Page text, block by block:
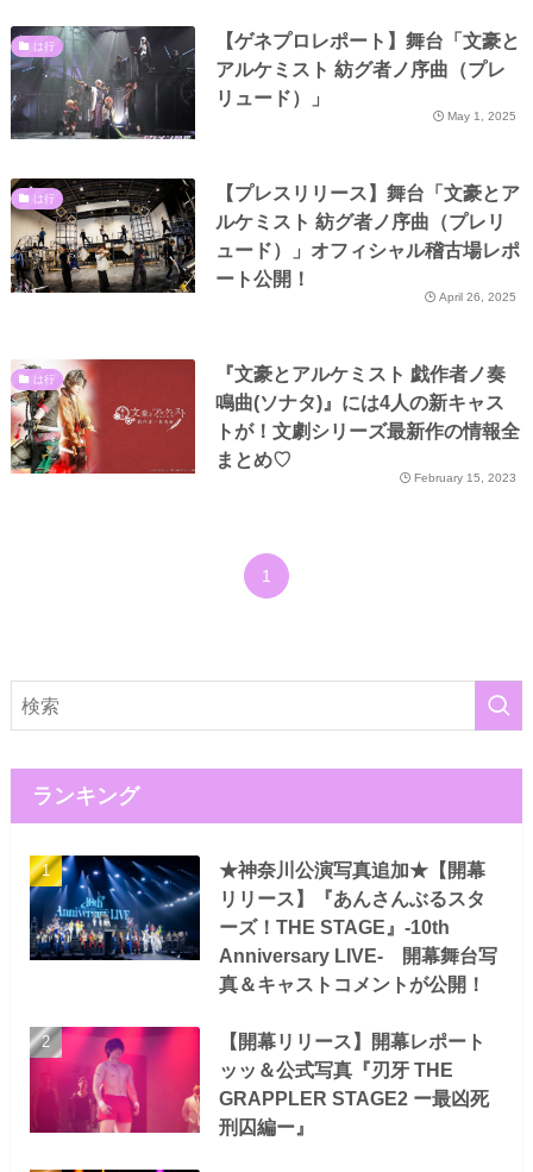
は行
【ゲネプロレポート】舞台「文豪と
アルケミスト 紡グ者ノ序曲（プレ
リュード）」
May 1, 2025
は行
【プレスリリース】舞台「文豪とア
ルケミスト 紡グ者ノ序曲（プレリ
ュード）」オフィシャル稽古場レポ
ート公開！
April 26, 2025
は行
『文豪とアルケミスト 戯作者ノ奏
鳴曲(ソナタ)』には4人の新キャス
トが！文劇シリーズ最新作の情報全
まとめ♡
February 15, 2023
1
ランキング
★神奈川公演写真追加★【開幕
リリース】『あんさんぶるスタ
ーズ！THE STAGE』-10th
Anniversary LIVE- 開幕舞台写
真＆キャストコメントが公開！
【開幕リリース】開幕レポート
ッッ＆公式写真『刃牙 THE
GRAPPLER STAGE2 ー最凶死
刑囚編ー』